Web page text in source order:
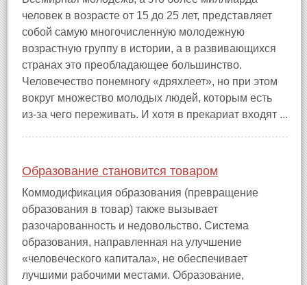
человек в возрасте от 15 до 25 лет, представляет
собой самую многочисленную молодежную
возрастную группу в истории, а в развивающихся
странах это преобладающее большинство.
Человечество понемногу «дряхлеет», но при этом
вокруг множество молодых людей, которым есть
из‑за чего переживать. И хотя в прекариат входят ...
Образование становится товаром
Коммодификация образования (превращение
образования в товар) также вызывает
разочарованность и недовольство. Система
образования, направленная на улучшение
«человеческого капитала», не обеспечивает
лучшими рабочими местами. Образование,